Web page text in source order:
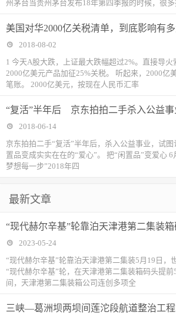
州茅台当贵州茅台发布18年第四季报的时候，很
美国对华2000亿关税清单，到底影响有多
2018-08-02
1 今天A股大跌，上证最大跌幅超过2%。直接导
2000亿美元产品加征25%关税。 听起来，2000亿
笔账。 2000亿美元，按现在人民币汇率
“复活”半年后 京东拍拍二手杀入公益事
2018-06-14
京东拍拍二手“复活”半年后，杀入公益事业，试
置品变成实实在在的“爱心”。 把“闲置品”变爱心 6
梦想每一步”2018年四
最新文章
“现代赫尔辛基”轮靠泊天津港第二集装
2023-05-24
“现代赫尔辛基”轮靠泊天津港第二集装5月19日，
“现代赫尔辛基”轮，在天津港第二集装箱码头提
间，天津港第二集装箱公司连创多项全
三峡—葛洲坝两坝间莲沱段航道整治工